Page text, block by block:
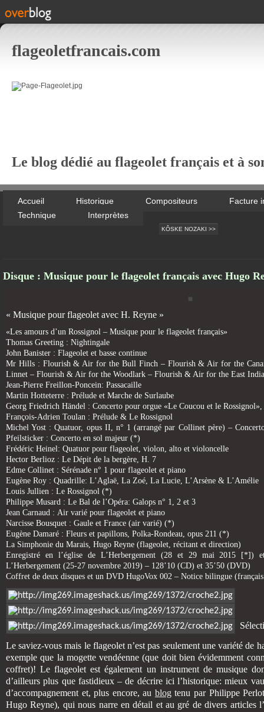
flageoletfrancais.com
Le blog dédié au flageolet français et à
Accueil Historique Compositeurs
Facture
Technique
Interprètes
KÔSKE NOZAKI >>
Disque : Musique pour le flageolet français avec Hugo
« Musique pour flageolet avec H. Reyne »
«Les amours d’un Rossignol – Musique pour le flageolet français»
Thomas Greeting : Nightingale
John Banister : Flageolet et basse continue
Mr Hills : Flourish & Air for the Bull Finch – Flourish & Air for the
Linnet – Flourish & Air for the Woodlark – Flourish & Air for the East
Jean-Pierre Freillon-Poncein: Passacaille
Martin Hotteterre : Prélude et Marche de Surlaube
Georg Friedrich Händel : Concerto pour orgue «Le Coucou et le
François-Adrien Toulan : Prélude & Le Rossignol
Michel Yost : Quatuor, opus II, n° 1 (arrangé par Collinet père) –
Pfeilsticker : Concerto en sol majeur (*)
Frédéric Heinel: Quatuor pour flageolet, violon, alto et violoncelle
Hector Berlioz : Le Dépit de la bergère, H. 7
Edme Collinet : Sérénade n° 1 pour flageolet et piano
Eugène Roy : Quadrille: L’Aglaë, La Zoé, La Lucie, L’Arsène & L’Amélie
Louis Jullien : Le Rossignol (*)
Philippe Musard : Le Bal de l’Opéra: Galops n° 1, 2 et 3
Jean Carnaud : Air varié pour flageolet et piano
Narcisse Bousquet : Gaule et France (air varié) (*)
Eugène Damaré : Fleurs et papillons, Polka-Rondeau, opus 211 (*)
La Simphonie du Marais, Hugo Reyne (flageolet, récitant et direction)
Enregistré en l’église de L’Herbergement (28 et 29 mai 2015 [*])
L’Herbergement (25-27 novembre 2019) – 128’10 (CD) et 35’50 (DVD)
Coffret de deux disques et un DVD HugoVox 002 – Notice bilingue
Le saviez-vous mais le flageolet n’est pas seulement une variété de
exemple que la mogette vendéenne (que doit bien évidemment
coffret)! Le flageolet est également un instrument de musique
d’ailleurs plus que fastidieux – de décrire ici l’historique: mieux
d’accompagnement et, plus encore, au blogtenu par Philippe
Hugo Reyne), qui nous narre en détail et au gré de divers articles